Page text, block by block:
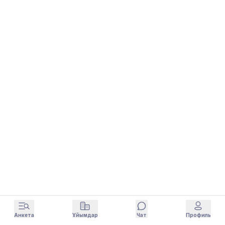
Анкета Ұйымдар Чат Профиль